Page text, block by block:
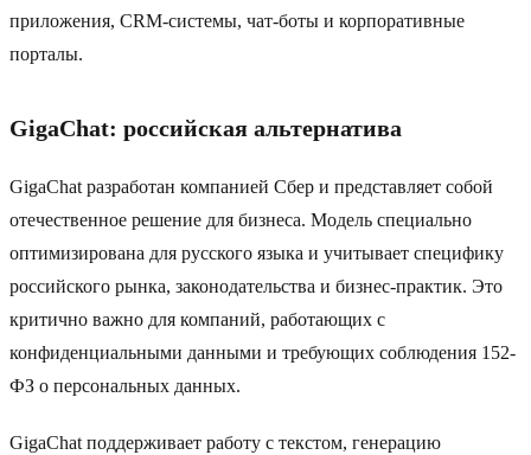
приложения, CRM-системы, чат-боты и корпоративные
порталы.
GigaChat: российская альтернатива
GigaChat разработан компанией Сбер и представляет собой
отечественное решение для бизнеса. Модель специально
оптимизирована для русского языка и учитывает специфику
российского рынка, законодательства и бизнес-практик. Это
критично важно для компаний, работающих с
конфиденциальными данными и требующих соблюдения 152-
ФЗ о персональных данных.
GigaChat поддерживает работу с текстом, генерацию